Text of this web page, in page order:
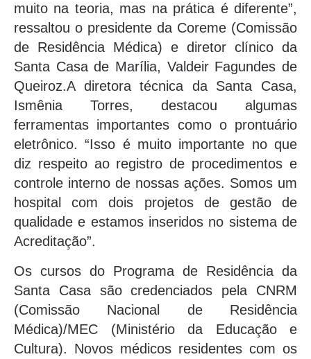
muito na teoria, mas na prática é diferente”,
ressaltou o presidente da Coreme (Comissão
de Residência Médica) e diretor clínico da
Santa Casa de Marília, Valdeir Fagundes de
Queiroz.A diretora técnica da Santa Casa,
Ismênia Torres, destacou algumas
ferramentas importantes como o prontuário
eletrônico. “Isso é muito importante no que
diz respeito ao registro de procedimentos e
controle interno de nossas ações. Somos um
hospital com dois projetos de gestão de
qualidade e estamos inseridos no sistema de
Acreditação”.
Os cursos do Programa de Residência da
Santa Casa são credenciados pela CNRM
(Comissão Nacional de Residência
Médica)/MEC (Ministério da Educação e
Cultura). Novos médicos residentes com os